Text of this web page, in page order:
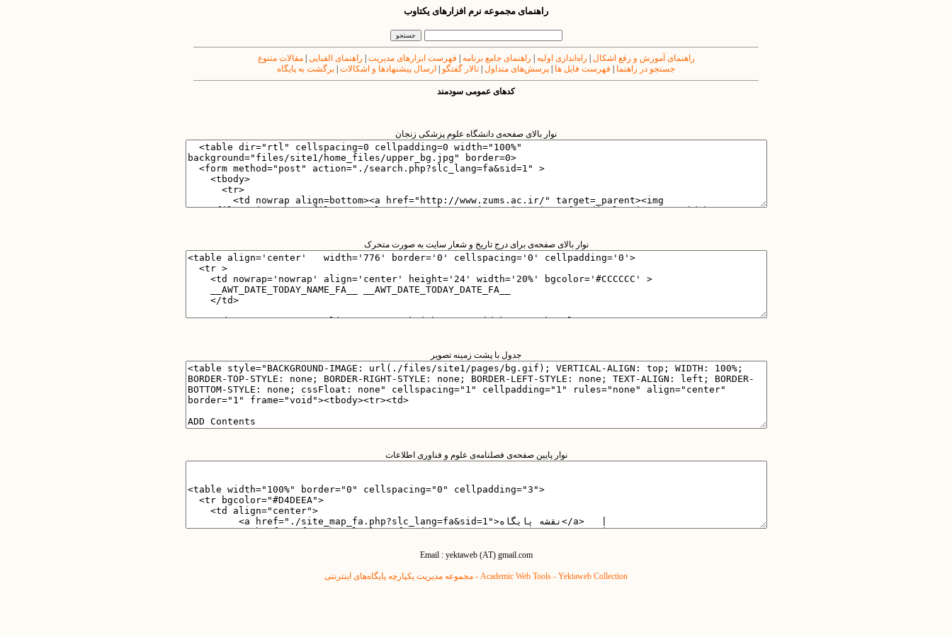
راهنمای مجموعه نرم افزارهای یکتاوب
راهنمای آموزش و رفع اشکال راه‌اندازی اولیه راهنمای جامع برنامه فهرست ابزارهای مدیریت راهنمای الفبایی |مقالات متنوع
جستجو در راهنما
فهرست فایل ها پرسش‌های متداول تالار گفتگو ارسال پیشنهادها و اشکالات برگشت به پایگاه
کدهای عمومی سودمند
نوار بالای صفحه‌ی دانشگاه علوم پزشکی زنجان
نوار بالای صفحه‌ی برای درج تاریخ و شعار سایت به صورت متحرک
جدول با پشت زمینه تصویر
نوار پایین صفحه‌ی فصلنامه‌ی علوم و فناوری اطلاعات
Email : yektaweb (AT) gmail.com
Academic Web Tools - Yektaweb Collection - مجموعه مدیریت یکپارچه پایگاه‌های اینترنتی